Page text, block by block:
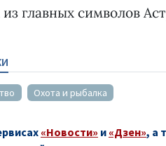
главных символов
Охота и рыбалка
«Новости» и «Дзен», а